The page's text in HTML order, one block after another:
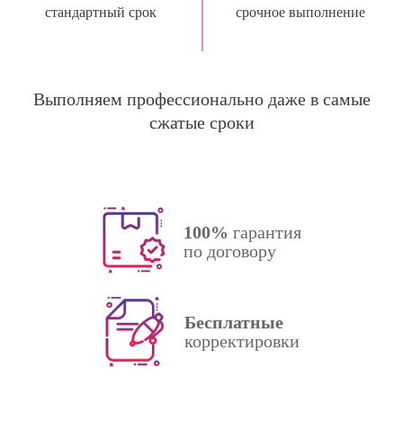
стандартный срок срочное выполнение
Выполняем профессионально даже в самые
сжатые сроки
100% гарантия
по договору
Бесплатные
корректировки